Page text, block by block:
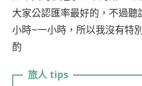
大家公認匯率最好的，不過
小時~一小時，所以我沒有特
酌